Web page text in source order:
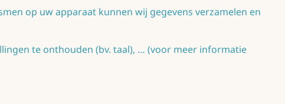
op uw apparaat kunnen wij gegevens verzamelen en
te onthouden (bv. taal), … (voor meer informatie